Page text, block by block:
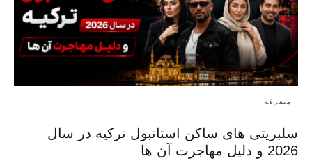
متفرقه
سلبریتی های ساکن استانبول ترکیه در سال
2026 و دلیل مهاجرت آن ها